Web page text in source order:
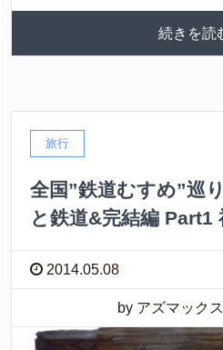
続きを
旅行
全国”鉄道むすめ”巡
と鉄道&完結編 Part1
2014.05.08
by アズマックス